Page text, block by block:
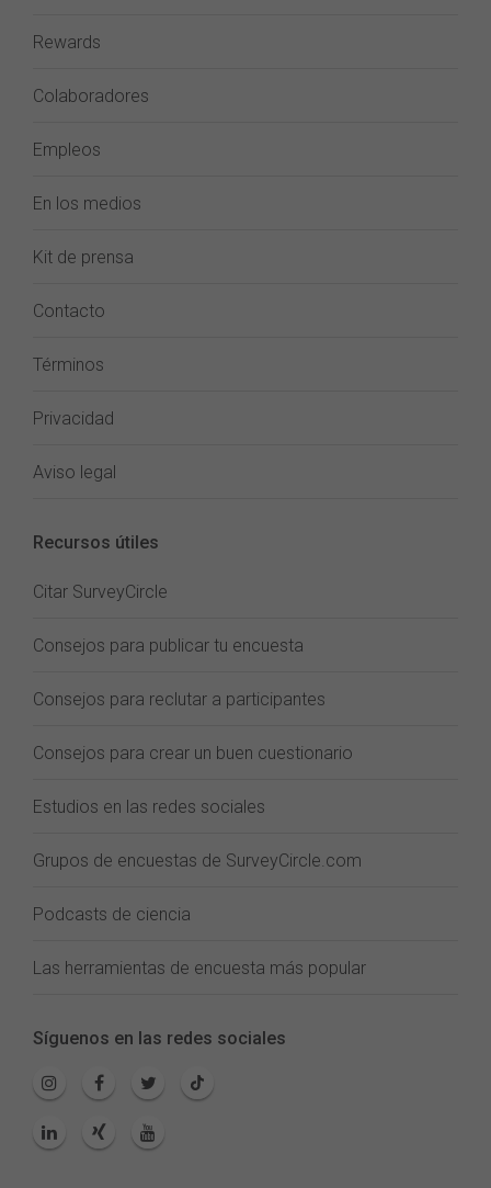
Rewards
Colaboradores
Empleos
En los medios
Kit de prensa
Contacto
Términos
Privacidad
Aviso legal
Recursos útiles
Citar SurveyCircle
Consejos para publicar tu encuesta
Consejos para reclutar a participantes
Consejos para crear un buen cuestionario
Estudios en las redes sociales
Grupos de encuestas de SurveyCircle.com
Podcasts de ciencia
Las herramientas de encuesta más popular
Síguenos en las redes sociales